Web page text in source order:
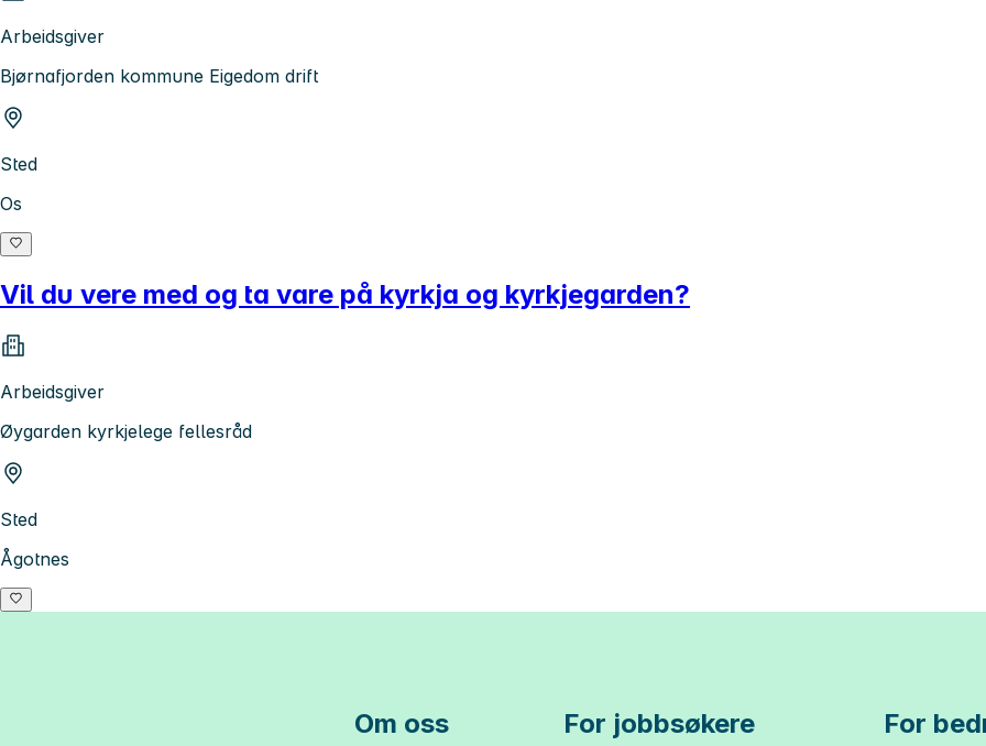
Arbeidsgiver
Bjørnafjorden kommune Eigedom drift
Sted
Os
Vil du vere med og ta vare på kyrkja og kyrkjegarden?
Arbeidsgiver
Øygarden kyrkjelege fellesråd
Sted
Ågotnes
Om oss For jobbsøkere For